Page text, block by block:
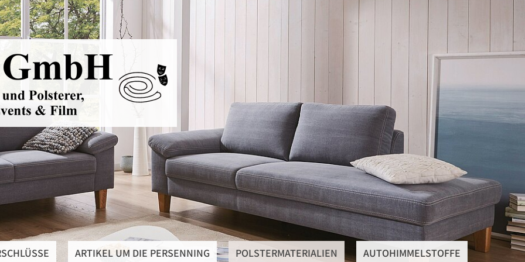
ARTIKEL UM DIE PERSENNING POLSTERMATERIALIEN AUTOHIMMELSTOFFE
Planen- & Persenningstoffe
Reißverschlüsse
Artikel um die Persenning
Polstermaterialien
Autohimmelstoffe
Schwerentflammbare Materialien